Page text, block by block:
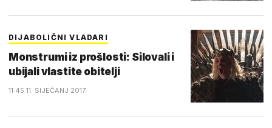
DIJABOLIČNI VLADARI
Monstrumi iz prošlosti: Silovali i
ubijali vlastite obitelji
11:45 11. SIJEČANJ 2017.